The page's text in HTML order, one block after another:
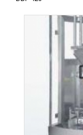
УЗНАТЬ
совершенная
Оборудование